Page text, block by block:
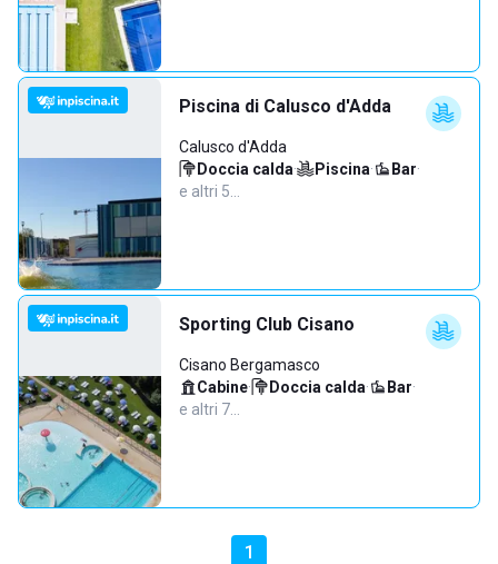
Piscina di Calusco d'Adda
Calusco d'Adda
Doccia calda· Piscina· Bar·
e altri 5…
Sporting Club Cisano
Cisano Bergamasco
Cabine· Doccia calda· Bar·
e altri 7…
1